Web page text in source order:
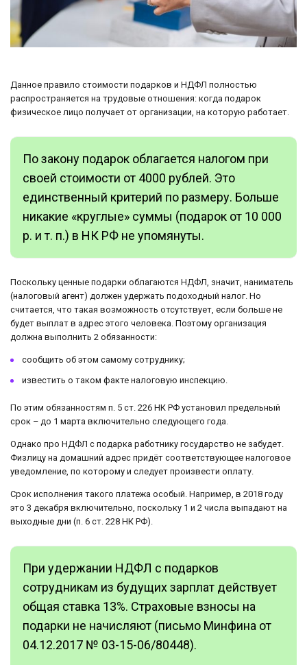
Данное правило стоимости подарков и НДФЛ полностью
распространяется на трудовые отношения: когда подарок
физическое лицо получает от организации, на которую работает.
По закону подарок облагается налогом при
своей стоимости от 4000 рублей. Это
единственный критерий по размеру. Больше
никакие «круглые» суммы (подарок от 10 000
р. и т. п.) в НК РФ не упомянуты.
Поскольку ценные подарки облагаются НДФЛ, значит, наниматель
(налоговый агент) должен удержать подоходный налог. Но
считается, что такая возможность отсутствует, если больше не
будет выплат в адрес этого человека. Поэтому организация
должна выполнить 2 обязанности:
сообщить об этом самому сотруднику;
известить о таком факте налоговую инспекцию.
По этим обязанностям п. 5 ст. 226 НК РФ установил предельный
срок – до 1 марта включительно следующего года.
Однако про НДФЛ с подарка работнику государство не забудет.
Физлицу на домашний адрес придёт соответствующее налоговое
уведомление, по которому и следует произвести оплату.
Срок исполнения такого платежа особый. Например, в 2018 году
это 3 декабря включительно, поскольку 1 и 2 числа выпадают на
выходные дни (п. 6 ст. 228 НК РФ).
При удержании НДФЛ с подарков
сотрудникам из будущих зарплат действует
общая ставка 13%. Страховые взносы на
подарки не начисляют (письмо Минфина от
04.12.2017 № 03-15-06/80448).